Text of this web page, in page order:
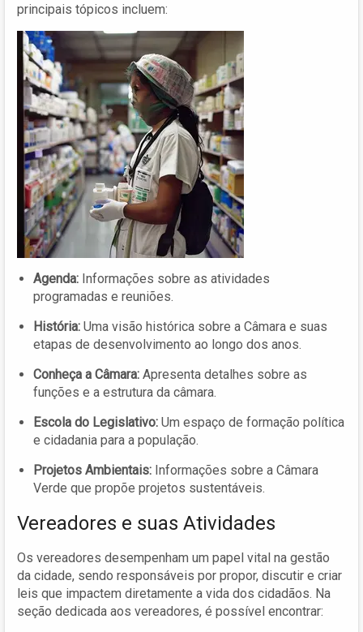
principais tópicos incluem:
Agenda: Informações sobre as atividades
programadas e reuniões.
História: Uma visão histórica sobre a Câmara e suas
etapas de desenvolvimento ao longo dos anos.
Conheça a Câmara: Apresenta detalhes sobre as
funções e a estrutura da câmara.
Escola do Legislativo: Um espaço de formação política
e cidadania para a população.
Projetos Ambientais: Informações sobre a Câmara
Verde que propõe projetos sustentáveis.
Vereadores e suas Atividades
Os vereadores desempenham um papel vital na gestão
da cidade, sendo responsáveis por propor, discutir e criar
leis que impactem diretamente a vida dos cidadãos. Na
seção dedicada aos vereadores, é possível encontrar: